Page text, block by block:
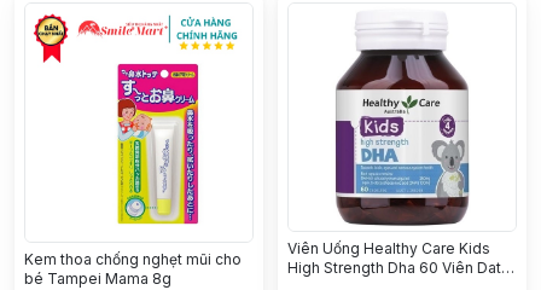
Kem thoa chống nghẹt mũi cho
bé Tampei Mama 8g
Viên Uống Healthy Care Kids
High Strength Dha 60 Viên Date